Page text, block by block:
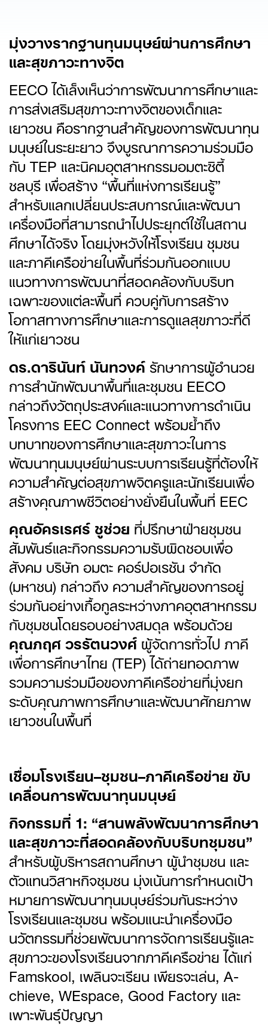
มุ่งวางรากฐานทุนมนุษย์ผ่านการศึกษา
และสุขภาวะทางจิต
EECO ได้เล็งเห็นว่าการพัฒนาการศึกษาและ
การส่งเสริมสุขภาวะทางจิตของเด็กและ
เยาวชน คือรากฐานสำคัญของการพัฒนาทุน
มนุษย์ในระยะยาว จึงบูรณาการความร่วมมือ
กับ TEP และนิคมอุตสาหกรรมอมตะซิตี้
ชลบุรี เพื่อสร้าง “พื้นที่แห่งการเรียนรู้”
สำหรับแลกเปลี่ยนประสบการณ์และพัฒนา
เครื่องมือที่สามารถนำไปประยุกต์ใช้ในสถาน
ศึกษาได้จริง โดยมุ่งหวังให้โรงเรียน ชุมชน
และภาคีเครือข่ายในพื้นที่ร่วมกันออกแบบ
แนวทางการพัฒนาที่สอดคล้องกับบริบท
เฉพาะของแต่ละพื้นที่ ควบคู่กับการสร้าง
โอกาสทางการศึกษาและการดูแลสุขภาวะที่ดี
ให้แก่เยาวชน
ดร.ดารินันท์ นันทวงค์รักษาการผู้อำนวย
การสำนักพัฒนาพื้นที่และชุมชน EECO
กล่าวถึงวัตถุประสงค์และแนวทางการดำเนิน
โครงการ EEC Connect พร้อมย้ำถึง
บทบาทของการศึกษาและสุขภาวะในการ
พัฒนาทุนมนุษย์ผ่านระบบการเรียนรู้ที่ต้องให้
ความสำคัญต่อสุขภาพจิตครูและนักเรียนเพื่อ
สร้างคุณภาพชีวิตอย่างยั่งยืนในพื้นที่ EEC
คุณอัครเรศร์ ชูช่วย ที่ปรึกษาฝ่ายชุมชน
สัมพันธ์และกิจกรรมความรับผิดชอบเพื่อ
สังคม บริษัท อมตะ คอร์ปอเรชัน จำกัด
(มหาชน) กล่าวถึง ความสำคัญของการอยู่
ร่วมกันอย่างเกื้อกูลระหว่างภาคอุตสาหกรรม
กับชุมชนโดยรอบอย่างสมดุล พร้อมด้วย
คุณภฤศ วรรัตนวงศ์ผู้จัดการทั่วไป ภาคี
เพื่อการศึกษาไทย (TEP) ได้ถ่ายทอดภาพ
รวมความร่วมมือของภาคีเครือข่ายที่มุ่งยก
ระดับคุณภาพการศึกษาและพัฒนาศักยภาพ
เยาวชนในพื้นที่
เชื่อมโรงเรียน–ชุมชน–ภาคีเครือข่าย ขับ
เคลื่อนการพัฒนาทุนมนุษย์
กิจกรรมที่ 1: “สานพลังพัฒนาการศึกษา
และสุขภาวะที่สอดคล้องกับบริบทชุมชน”
สำหรับผู้บริหารสถานศึกษา ผู้นำชุมชน และ
ตัวแทนวิสาหกิจชุมชน มุ่งเน้นการกำหนดเป้า
หมายการพัฒนาทุนมนุษย์ร่วมกันระหว่าง
โรงเรียนและชุมชน พร้อมแนะนำเครื่องมือ
นวัตกรรมที่ช่วยพัฒนาการจัดการเรียนรู้และ
สุขภาวะของโรงเรียนจากภาคีเครือข่าย ได้แก่
Famskool, เพลินจะเรียน เพียรจะเล่น, A-
chieve, WEspace, Good Factory และ
เพาะพันธุ์ปัญญา